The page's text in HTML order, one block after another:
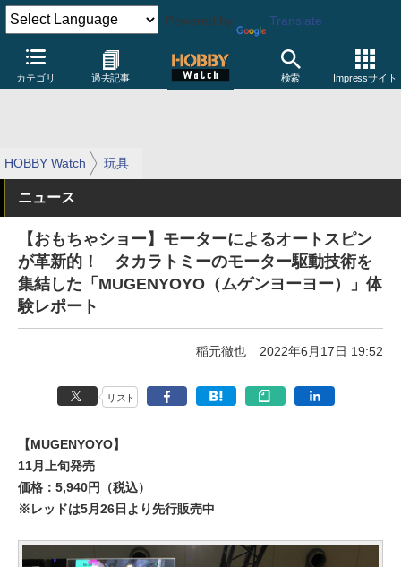
Powered by Translate
カテゴリ 過去記事 検索 Impressサイト
HOBBY Watch 玩具
ニュース
【おもちゃショー】モーターによるオートスピン
が革新的！ タカラトミーのモーター駆動技術を
集結した「MUGENYOYO（ムゲンヨーヨー）」体
験レポート
稲元徹也 2022年6月17日 19:52
リスト
【MUGENYOYO】
11月上旬発売
価格：5,940円（税込）
※レッドは5月26日より先行販売中